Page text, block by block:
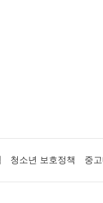
청소년 보호정책 중